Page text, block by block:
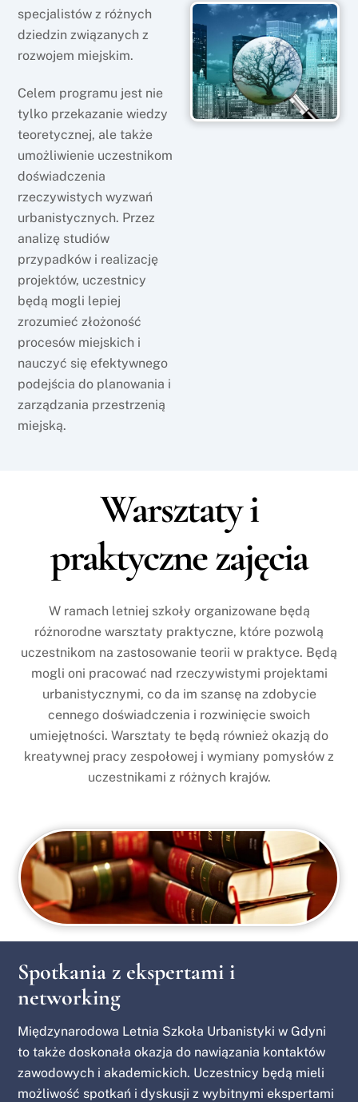
specjalistów z różnych
dziedzin związanych z
rozwojem miejskim.
Celem programu jest nie
tylko przekazanie wiedzy
teoretycznej, ale także
umożliwienie uczestnikom
doświadczenia
rzeczywistych wyzwań
urbanistycznych. Przez
analizę studiów
przypadków i realizację
projektów, uczestnicy
będą mogli lepiej
zrozumieć złożoność
procesów miejskich i
nauczyć się efektywnego
podejścia do planowania i
zarządzania przestrzenią
miejską.
Warsztaty i
praktyczne zajęcia
W ramach letniej szkoły organizowane będą
różnorodne warsztaty praktyczne, które pozwolą
uczestnikom na zastosowanie teorii w praktyce. Będą
mogli oni pracować nad rzeczywistymi projektami
urbanistycznymi, co da im szansę na zdobycie
cennego doświadczenia i rozwinięcie swoich
umiejętności. Warsztaty te będą również okazją do
kreatywnej pracy zespołowej i wymiany pomysłów z
uczestnikami z różnych krajów.
Spotkania z ekspertami i
networking
Międzynarodowa Letnia Szkoła Urbanistyki w Gdyni
to także doskonała okazja do nawiązania kontaktów
zawodowych i akademickich. Uczestnicy będą mieli
możliwość spotkań i dyskusji z wybitnymi ekspertami